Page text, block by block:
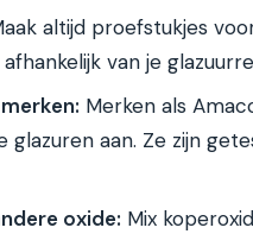
altijd proefstukjes
van je
Merken als
glazuren aan. Ze zijn
oxide: Mix